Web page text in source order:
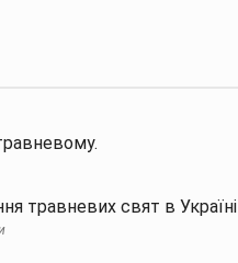
травневих свят в Україні